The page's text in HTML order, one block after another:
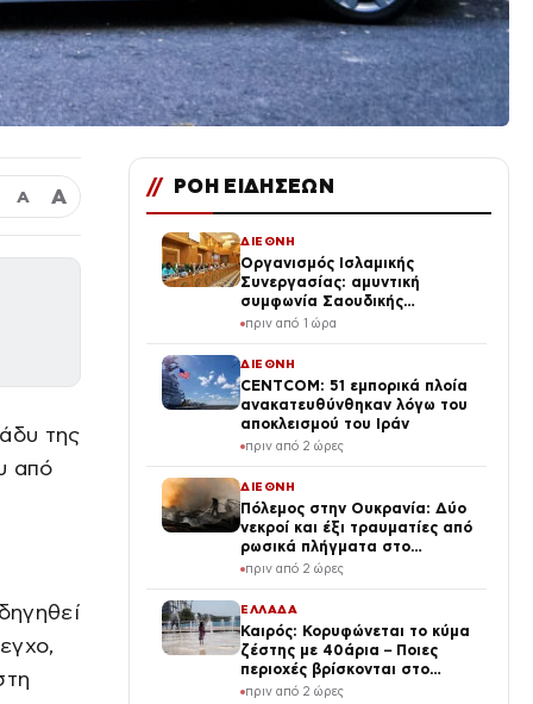
Α Α
της
από
// ΡΟΗ ΕΙΔΗΣΕΩΝ
ΔΙΕΘΝΗ
Οργανισμός Ισλαμικής
Συνεργασίας: αμυντική
συμφωνία Σαουδικής
Αραβίας, Τουρκίας και
ασφάλειας»
πριν από 1 ώρα
ΔΙΕΘΝΗ
CENTCOM: 51 εμπορικά πλοία
ανακατευθύνθηκαν λόγω του
αποκλεισμού του Ιράν
πριν από 2 ώρες
ΔΙΕΘΝΗ
Πόλεμος στην Ουκρανία: Δύο
νεκροί και έξι τραυματίες από
ρωσικά πλήγματα στο
Ντνιπροπετρόφσκ
πριν από 2 ώρες
ΕΛΛΑΔΑ
Καιρός: Κορυφώνεται το κύμα
ζέστης με 40άρια – Ποιες
περιοχές βρίσκονται στο
επίκεντρο και μέχρι πότε θα
πριν από 2 ώρες